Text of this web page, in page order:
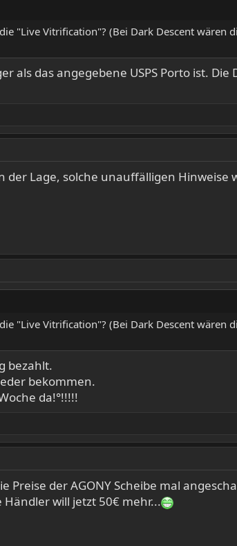
"Live Vitrification"? (Bei Dark Descent wären
als das angegebene USPS Porto ist.
Lage, solche unauffälligen
"Live Vitrification"? (Bei Dark Descent wären
bezahlt.
bekommen.
da!°!!!!!
Preise der AGONY Scheibe mal
will jetzt 50€ mehr...